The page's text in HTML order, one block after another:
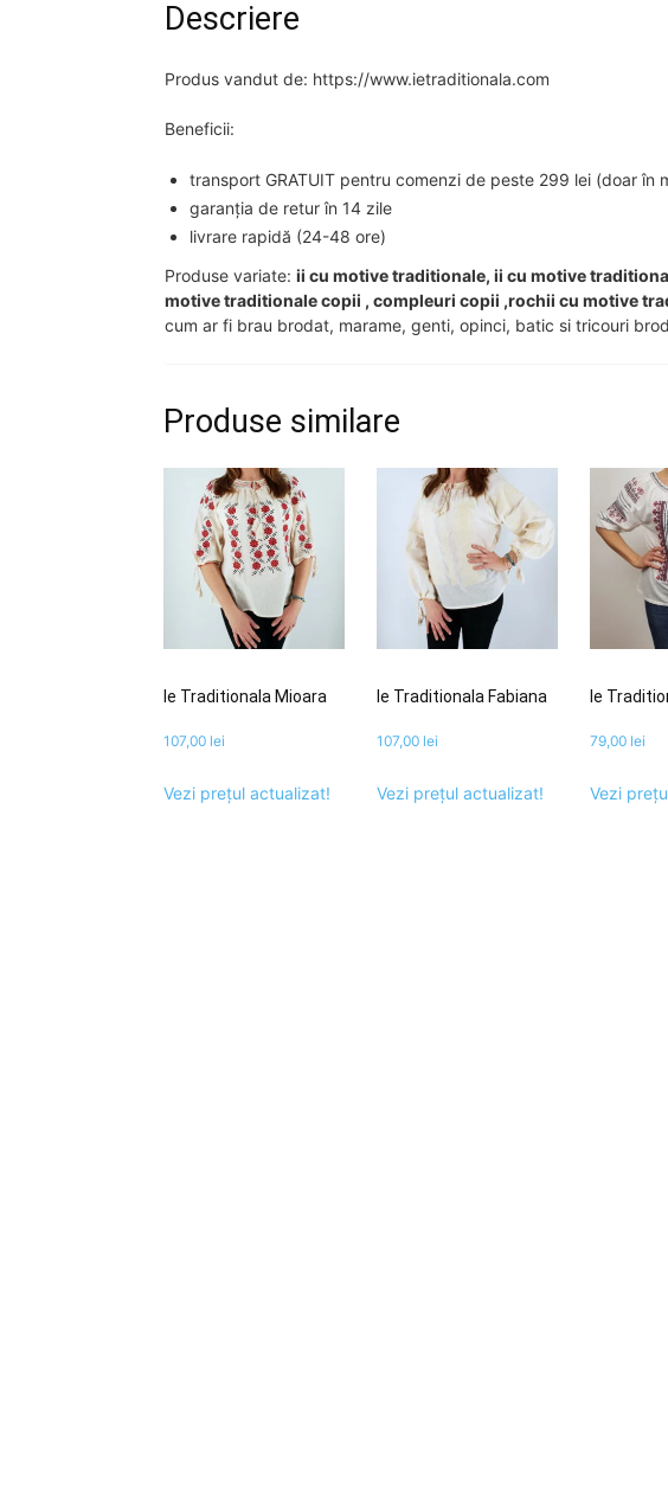
Descriere
Produs vandut de: https://www.ietraditionala.com
Beneficii:
transport GRATUIT pentru comenzi de peste 299 lei (doar în
garanția de retur în 14 zile
livrare rapidă (24-48 ore)
Produse variate: ii cu motive traditionale, ii cu motive
motive traditionale copii , compleuri copii ,rochii cu motive
cum ar fi brau brodat, marame, genti, opinci, batic si tricouri
Produse similare
Ie Traditionala Mioara
107,00 lei
Vezi prețul actualizat!
Ie Traditionala Fabiana
107,00 lei
Vezi prețul actualizat!
Ie
79,00 lei
Vezi